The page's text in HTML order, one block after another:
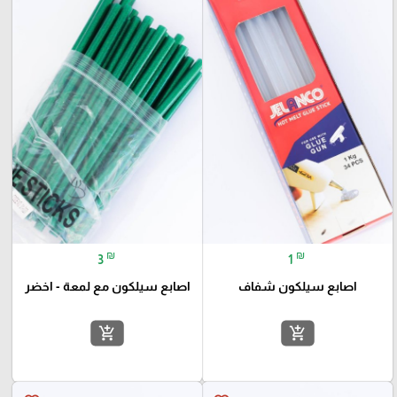
1 ₪
اصابع سيلكون شفاف
add_shopping_cart
3 ₪
اصابع سيلكون مع لمعة - اخضر
add_shopping_cart